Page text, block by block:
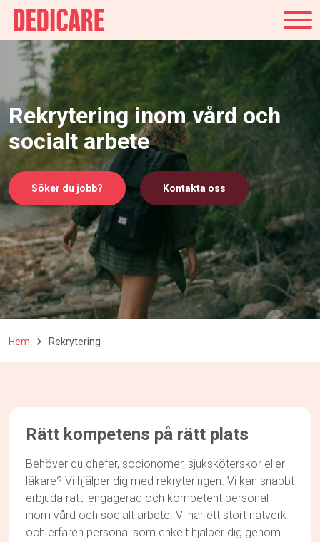
Rekrytering inom vård och
socialt arbete
Söker du jobb? Kontakta oss
Hem Rekrytering
Rätt kompetens på rätt plats
Behöver du chefer, socionomer, sjuksköterskor eller
läkare? Vi hjälper dig med rekryteringen. Vi kan snabbt
erbjuda rätt, engagerad och kompetent personal
inom vård och socialt arbete. Vi har ett stort nätverk
och erfaren personal som enkelt hjälper dig genom